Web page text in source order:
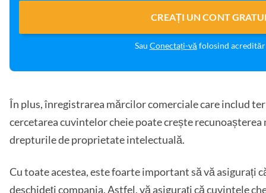
CREAȚI UN CONT
Sau Conectați-vă folosind
În plus, înregistrarea mărcilor comerciale care includ
cercetarea cuvintelor cheie poate crește
drepturile de proprietate intelectuală.
Cu toate acestea, este foarte important să vă asigurați
deschideți compania. Astfel, vă asigurați că cuvintele